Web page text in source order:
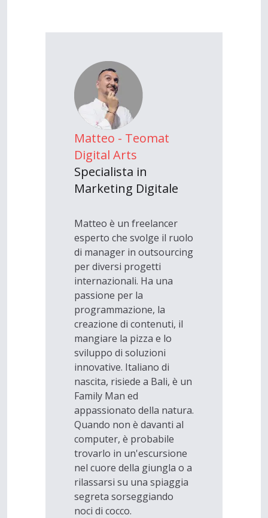
Matteo - Teomat
Digital Arts
Specialista in
Marketing Digitale
Matteo è un freelancer
esperto che svolge il ruolo
di manager in outsourcing
per diversi progetti
internazionali. Ha una
passione per la
programmazione, la
creazione di contenuti, il
mangiare la pizza e lo
sviluppo di soluzioni
innovative. Italiano di
nascita, risiede a Bali, è un
Family Man ed
appassionato della natura.
Quando non è davanti al
computer, è probabile
trovarlo in un'escursione
nel cuore della giungla o a
rilassarsi su una spiaggia
segreta sorseggiando
noci di cocco.